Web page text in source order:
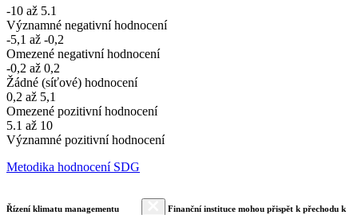
-10 až 5.1
Významné negativní hodnocení
-5,1 až -0,2
Omezené negativní hodnocení
-0,2 až 0,2
Žádné (síťové) hodnocení
0,2 až 5,1
Omezené pozitivní hodnocení
5.1 až 10
Významné pozitivní hodnocení
Metodika hodnocení SDG
Řízení klimatu managementu
Finanční instituce mohou přispět k přechodu k